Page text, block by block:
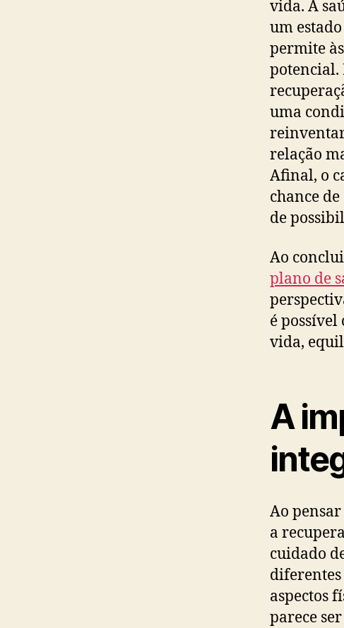
vida. A
um
permite
potencial.
uma
relação
Afinal, o
chance
de
Ao
plano de
é
vida,
A
Ao
a
cuidado
aspectos
parece